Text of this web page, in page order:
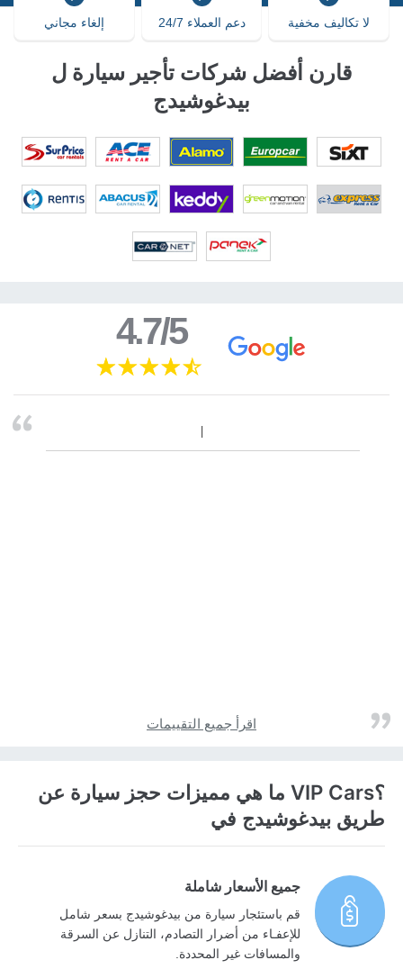
لا تكاليف مخفية دعم العملاء 24/7 إلغاء مجاني
قارن أفضل شركات تأجير سيارة ل
بيدغوشيدج
4.7/5
اقرأ جميع التقييمات
؟VIP Cars ما هي مميزات حجز سيارة عن
طريق بيدغوشيدج في
جميع الأسعار شاملة
قم باستئجار سيارة من بيدغوشيدج بسعر شامل
للإعفـاء من أضرار التصادم، التنازل عن السرقة
والمسافات غير المحددة.